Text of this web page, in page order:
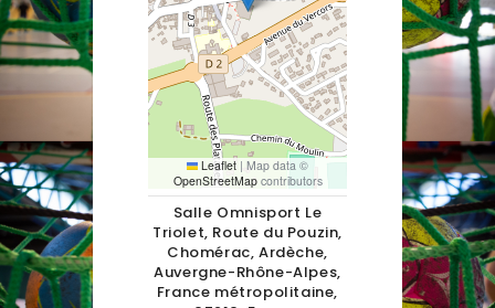
Leaflet | Map data ©
OpenStreetMapcontributors
Salle Omnisport Le
Triolet, Route du Pouzin,
Chomérac, Ardèche,
Auvergne-Rhône-Alpes,
France métropolitaine,